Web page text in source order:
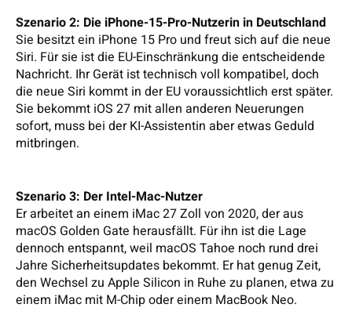
Szenario 2: Die iPhone-15-Pro-Nutzerin in Deutschland
Sie besitzt ein iPhone 15 Pro und freut sich auf die neue
Siri. Für sie ist die EU-Einschränkung die entscheidende
Nachricht. Ihr Gerät ist technisch voll kompatibel, doch
die neue Siri kommt in der EU voraussichtlich erst später.
Sie bekommt iOS 27 mit allen anderen Neuerungen
sofort, muss bei der KI-Assistentin aber etwas Geduld
mitbringen.
Szenario 3: Der Intel-Mac-Nutzer
Er arbeitet an einem iMac 27 Zoll von 2020, der aus
macOS Golden Gate herausfällt. Für ihn ist die Lage
dennoch entspannt, weil macOS Tahoe noch rund drei
Jahre Sicherheitsupdates bekommt. Er hat genug Zeit,
den Wechsel zu Apple Silicon in Ruhe zu planen, etwa zu
einem iMac mit M-Chip oder einem MacBook Neo.